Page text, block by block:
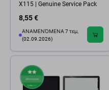
X115 | Genuine Service Pack
8,55 €
ΑΝΑΜΕΝΌΜΕΝΑ 7 τεμ,
(02.09.2026)